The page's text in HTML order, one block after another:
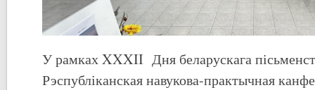
У рамках XXXII Дня беларускага
Рэспубліканская навукова-практычная